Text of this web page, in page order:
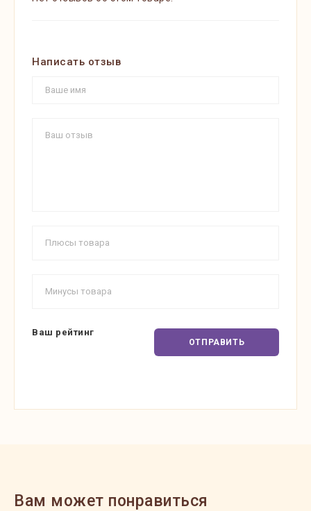
Написать отзыв
Ваш рейтинг
ОТПРАВИТЬ
Вам может понравиться